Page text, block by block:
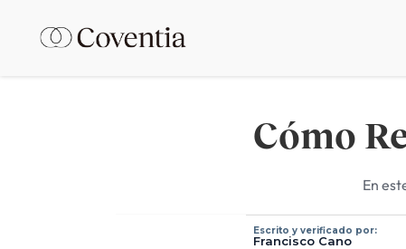
Cómo
En
Escrito y verificado por:
Francisco Cano